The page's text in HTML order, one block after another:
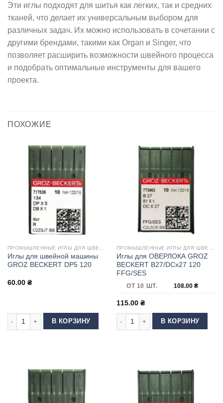
Эти иглы подходят для шитья как легких, так и средних
тканей, что делает их универсальным выбором для
различных задач. Их можно использовать в сочетании с
другими брендами, такими как Organ и Singer, что
позволяет расширить возможности швейного процесса
и подобрать оптимальные инструменты для вашего
проекта.
ПОХОЖИЕ
Иглы для швейной машины
GROZ BECKERT DP5 120
60.00 ₴
Количество товара Иглы для швейной машины GROZ BECKERT DP5 120
В КОРЗИНУ
Иглы для ОВЕРЛОКА GROZ
BECKERT B27/DCx27 120
FFG/SES
ОТ 10 ШТ. 108.00 ₴
115.00 ₴
Количество товара Иглы для
В КОРЗИНУ